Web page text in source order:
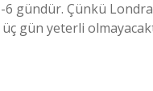
gündür. Çünkü
gün yeterli